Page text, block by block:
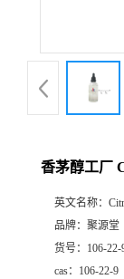
香茅醇工厂
英文名称：
品牌： 聚源堂
货号： 106-22-
cas： 106-22-9